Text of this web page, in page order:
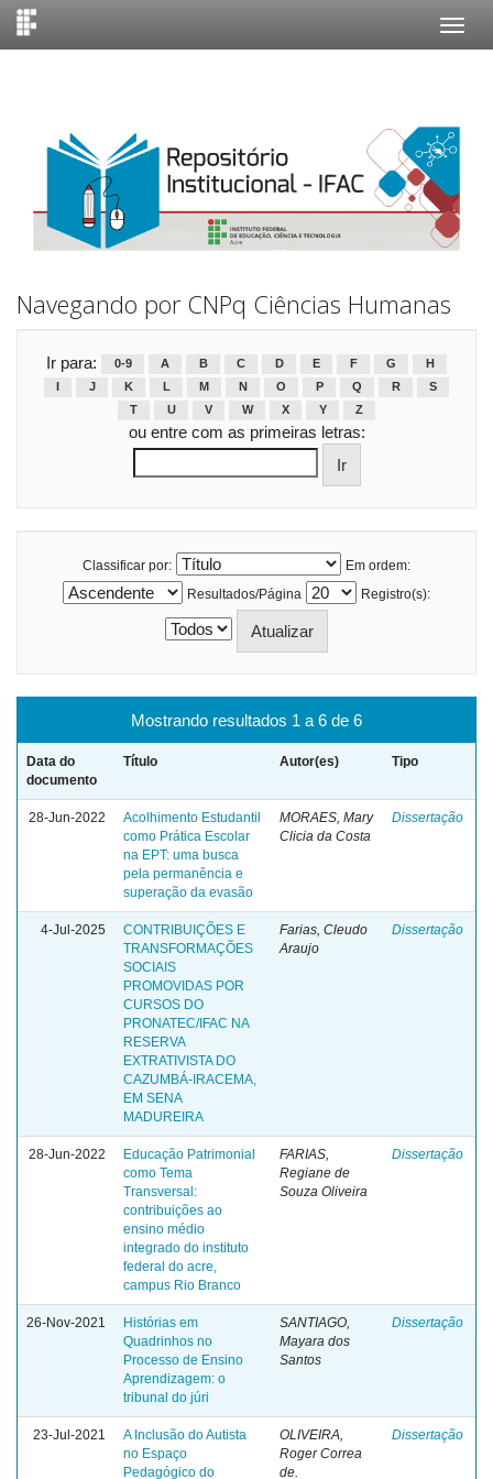
Navegando por CNPq Ciências Humanas
Ir para: 0-9 A B C D E F G
H
J K L M N O P Q R
S
T
U V W X Y Z
ou entre com as primeiras letras:
Classificar por:
Em ordem:
Resultados/Página
Registro(s):
Mostrando resultados 1 a 6 de 6
Data do
documento
Título Autor(es) Tipo
28-Jun-2022
Acolhimento Estudantil
como Prática Escolar
na EPT: uma busca
pela permanência e
superação da evasão
MORAES, Mary
Clicia da Costa
Dissertação
4-Jul-2025
CONTRIBUIÇÕES E
TRANSFORMAÇÕES
SOCIAIS
PROMOVIDAS POR
CURSOS DO
PRONATEC/IFAC NA
RESERVA
EXTRATIVISTA DO
CAZUMBÁ-IRACEMA,
EM SENA
MADUREIRA
Farias, Cleudo
Araujo
Dissertação
28-Jun-2022
Educação Patrimonial
como Tema
Transversal:
contribuições ao
ensino médio
integrado do instituto
federal do acre,
campus Rio Branco
FARIAS,
Regiane de
Souza Oliveira
Dissertação
26-Nov-2021
Histórias em
Quadrinhos no
Processo de Ensino
Aprendizagem: o
tribunal do júri
SANTIAGO,
Mayara dos
Santos
Dissertação
23-Jul-2021
A Inclusão do Autista
no Espaço
Pedagógico do
OLIVEIRA,
Roger Correa
de.
Dissertação